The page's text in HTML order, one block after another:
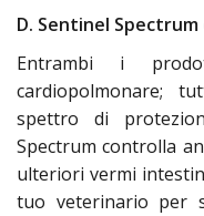
D. Sentinel
Entrambi i
cardiopolmonare;
spettro di
Spectrum controlla
ulteriori vermi
tuo veterinario per